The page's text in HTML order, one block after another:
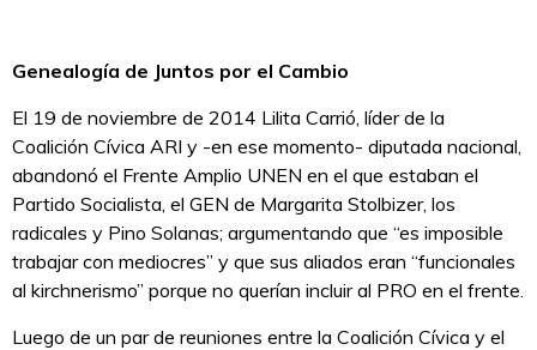
Genealogía de Juntos por el Cambio
El 19 de noviembre de 2014 Lilita Carrió, líder de la
Coalición Cívica ARI y -en ese momento- diputada nacional,
abandonó el Frente Amplio UNEN en el que estaban el
Partido Socialista, el GEN de Margarita Stolbizer, los
radicales y Pino Solanas; argumentando que “es imposible
trabajar con mediocres” y que sus aliados eran “funcionales
al kirchnerismo” porque no querían incluir al PRO en el frente.
Luego de un par de reuniones entre la Coalición Cívica y el